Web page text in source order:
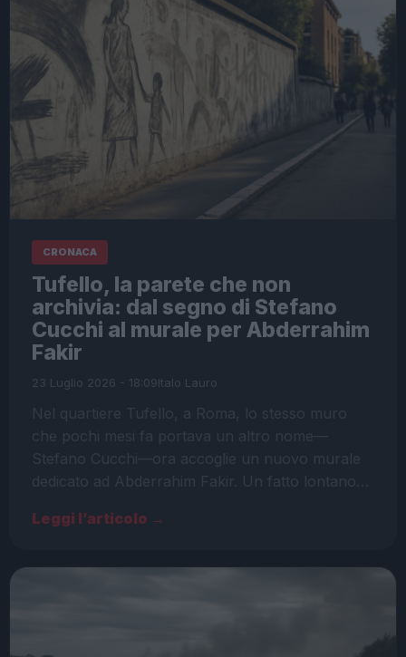
CRONACA
Tufello, la parete che non
archivia: dal segno di Stefano
Cucchi al murale per Abderrahim
Fakir
23 Luglio 2026 - 18:09Italo Lauro
Nel quartiere Tufello, a Roma, lo stesso muro
che pochi mesi fa portava un altro nome—
Stefano Cucchi—ora accoglie un nuovo murale
dedicato ad Abderrahim Fakir. Un fatto lontano…
Leggi l’articolo →